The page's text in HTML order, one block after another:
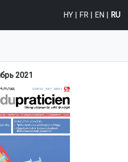
HY | FR | EN | RU
2021